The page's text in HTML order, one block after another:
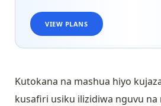
VIEW PLANS
Kutokana na mashua hiyo
kusafiri usiku ilizidiwa nguvu na